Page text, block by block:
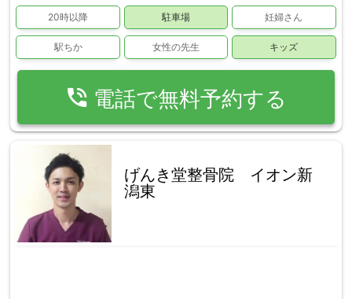
20時以降 駐車場 妊婦さん
駅ちか 女性の先生 キッズ
phone_in_talk 電話で無料予約する
げんき堂整骨院 イオン新
潟東